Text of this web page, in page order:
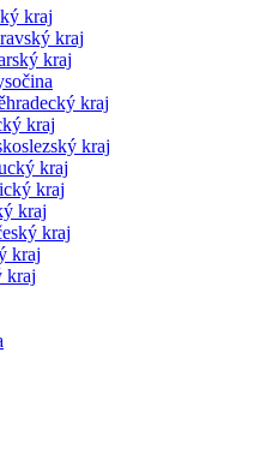
kraj
kraj
kraj
kraj
kraj
kraj
kraj
kraj
kraj
kraj
kraj
kraj